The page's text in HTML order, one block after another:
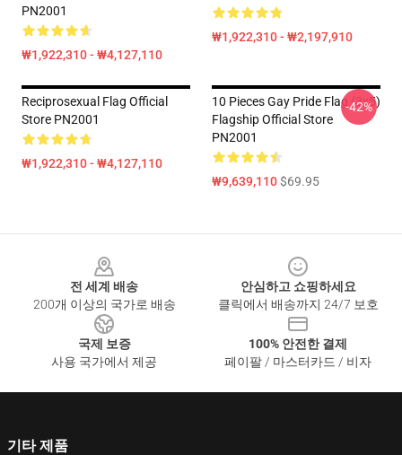
PN2001
₩1,922,310 - ₩4,127,110
₩1,922,310 - ₩2,197,910
Reciprosexual Flag Official
Store PN2001
₩1,922,310 - ₩4,127,110
10 Pieces Gay Pride Flag (3x5)
Flagship Official Store
PN2001
₩9,639,110$69.95
-42%
전 세계 배송
200개 이상의 국가로 배송
안심하고 쇼핑하세요
클릭에서 배송까지 24/7 보호
국제 보증
사용 국가에서 제공
100% 안전한 결제
페이팔 / 마스터카드 / 비자
기타 제품